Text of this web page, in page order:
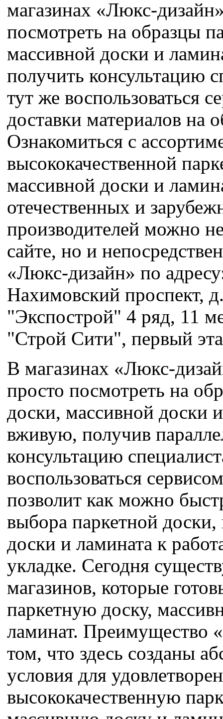
магазинах «Люкс-
посмотреть на образцы
массивной доски и
получить консультацию
тут же воспользоваться
доставки материалов на
Ознакомиться с
высококачественной
массивной доски и
отечественных и
производителей можно
сайте, но и
«Люкс-дизайн» по
Нахимовский проспект,
"Экспострой" 4 ряд, 11
"Строй Сити", первый
В магазинах «Люкс-
просто посмотреть на
доски, массивной доски
вживую, получив
консультацию
воспользоваться
позволит как можно
выбора паркетной доски,
доски и ламината к
укладке. Сегодня
магазинов, которые
паркетную доску,
ламинат. Преимущество
том, что здесь созданы
условия для
высококачественную